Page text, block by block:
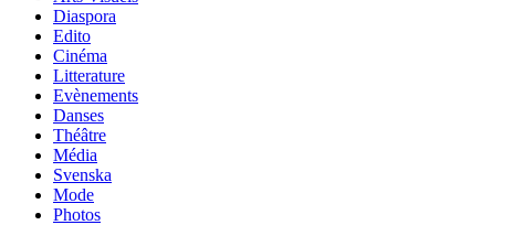
Diaspora
Edito
Cinéma
Litterature
Evènements
Danses
Théâtre
Média
Svenska
Mode
Photos